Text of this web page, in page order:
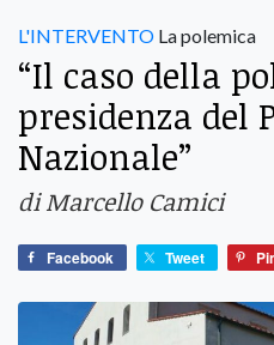
L'INTERVENTO La polemica
“Il caso della
presidenza del
Nazionale”
di Marcello Camici
Facebook Tweet